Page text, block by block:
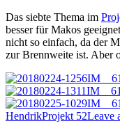
Das siebte Thema im
besser für Makos
nicht so einfach, da der
zur Brennweite ist. Aber
HendrikProjekt 52Leave